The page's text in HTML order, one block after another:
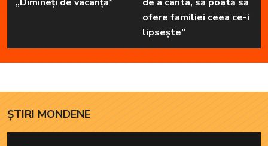
ofere familiei ceea ce-i
lipsește”
ȘTIRI MONDENE